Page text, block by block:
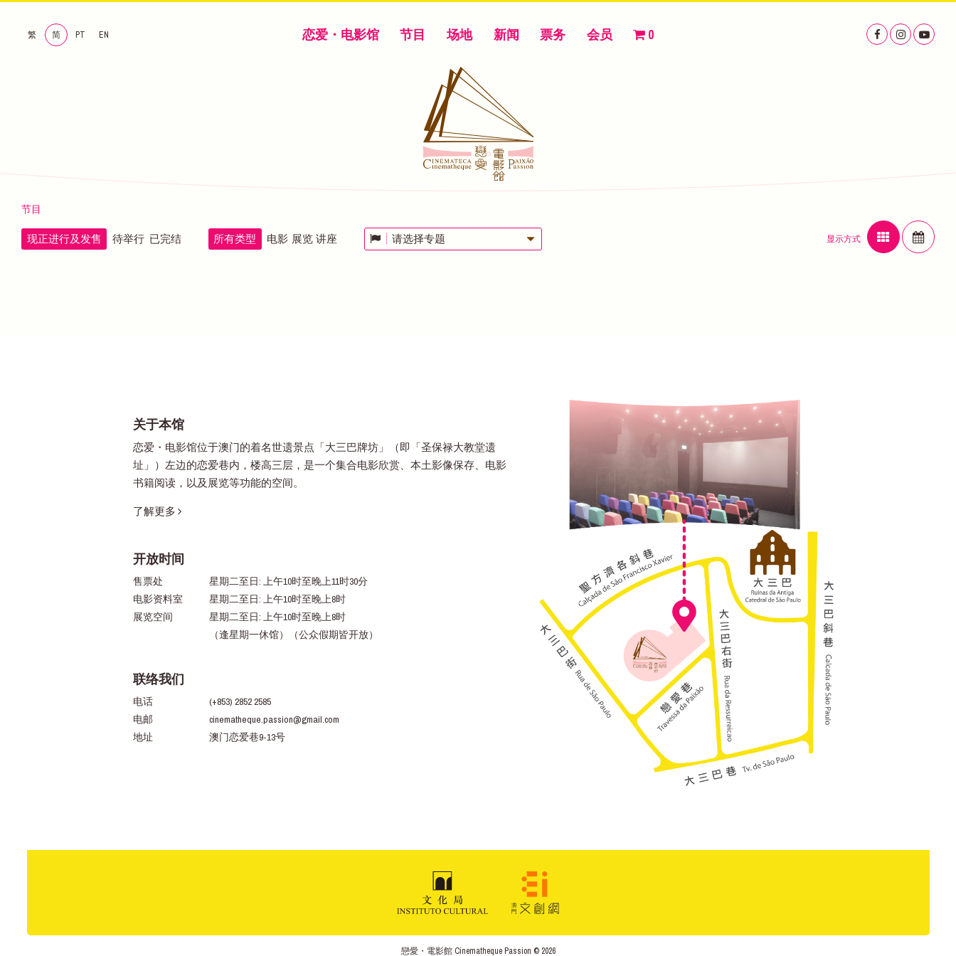
繁 简 PT EN 恋爱・电影馆 节目 场地 新闻 票务 会员 0
节目
现正进行及发售 待举行 已完结 所有类型 电影 展览 讲座 请选择专题 显示方式
关于本馆
恋爱・电影馆位于澳门的着名世遗景点「大三巴牌坊」（即「圣保禄大教堂遗
址」）左边的恋爱巷内，楼高三层，是一个集合电影欣赏、本土影像保存、电影
书籍阅读，以及展览等功能的空间。
了解更多
开放时间
售票处
星期二至日: 上午10时至晚上11时30分
电影资料室
星期二至日: 上午10时至晚上8时
展览空间
星期二至日: 上午10时至晚上8时
（逢星期一休馆）（公众假期皆开放）
联络我们
电话
(+853) 2852 2585
电邮
cinematheque.passion@gmail.com
地址
澳门恋爱巷9-13号
戀愛・電影館 Cinematheque Passion © 2026